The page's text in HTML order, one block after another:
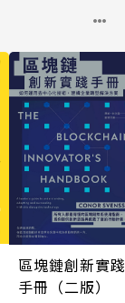
區塊鏈創新實踐
手冊（二版）